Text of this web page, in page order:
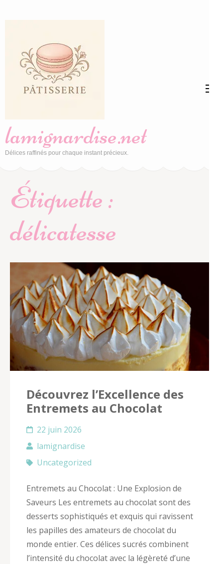
(Pressez
Entrée)
lamignardise.net
Délices raffinés pour chaque instant précieux.
Étiquette :
délicatesse
Découvrez l’Excellence des
Entremets au Chocolat
22 juin 2026
lamignardise
Uncategorized
Entremets au Chocolat : Une Explosion de
Saveurs Les entremets au chocolat sont des
desserts sophistiqués et exquis qui ravissent
les papilles des amateurs de chocolat du
monde entier. Ces délices sucrés combinent
l’intensité du chocolat avec la légèreté d’une